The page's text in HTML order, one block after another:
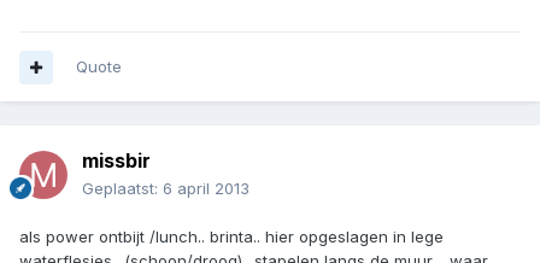
Quote
missbir
Geplaatst: 6 april 2013
als power ontbijt /lunch.. brinta.. hier opgeslagen in lege